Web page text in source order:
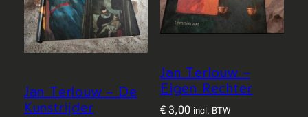
Jan Terlouw – De
Kunstrijder
Jan Terlouw –
Eigen Rechter
€ 3,00 incl. BTW